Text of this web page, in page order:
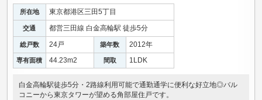
所在地 東京都港区三田5丁目
交通 都営三田線 白金高輪駅 徒歩5分
総戸数 24戸 築年数 2012年
専有面積 44.23m2 間取 1LDK
白金高輪駅徒歩5分・2路線利用可能で通勤通学に便利な好立地◎バル
コニーから東京タワーが望める角部屋住戸です。